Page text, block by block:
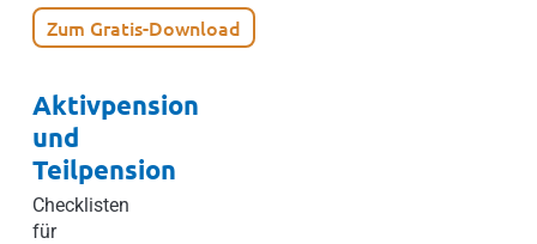
Zum Gratis-Download
Aktivpension
und
Teilpension
Checklisten
für